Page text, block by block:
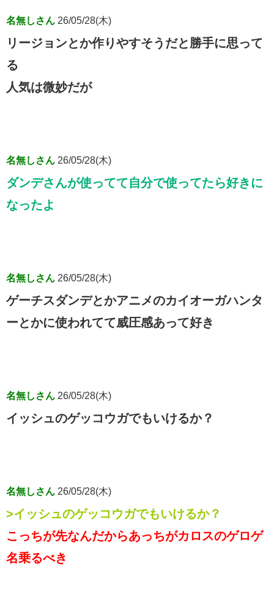
名無しさん 26/05/28(木)
リージョンとか作りやすそうだと勝手に思って
る
人気は微妙だが
名無しさん 26/05/28(木)
ダンデさんが使ってて自分で使ってたら好きに
なったよ
名無しさん 26/05/28(木)
ゲーチスダンデとかアニメのカイオーガハンタ
ーとかに使われてて威圧感あって好き
名無しさん 26/05/28(木)
イッシュのゲッコウガでもいけるか？
名無しさん 26/05/28(木)
>イッシュのゲッコウガでもいけるか？
こっちが先なんだからあっちがカロスのゲロゲ
名乗るべき